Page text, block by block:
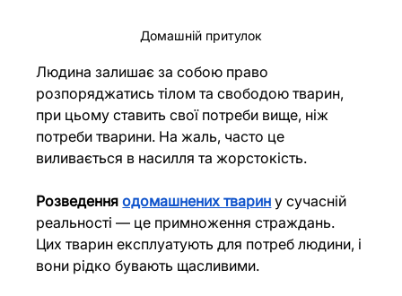
Домашній притулок
Людина залишає за собою право
розпоряджатись тілом та свободою тварин,
при цьому ставить свої потреби вище, ніж
потреби тварини. На жаль, часто це
виливається в насилля та жорстокість.
Розведення одомашнених тварин у сучасній
реальності — це примноження страждань.
Цих тварин експлуатують для потреб людини, і
вони рідко бувають щасливими.